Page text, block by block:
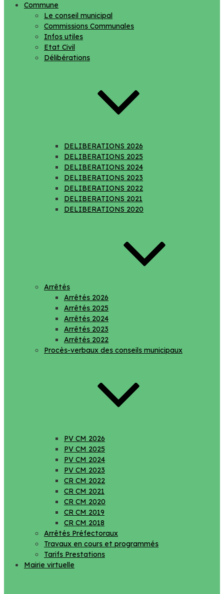
Commune
Le conseil municipal
Commissions Communales
Infos utiles
Etat Civil
Délibérations
DELIBERATIONS 2026
DELIBERATIONS 2025
DELIBERATIONS 2024
DELIBERATIONS 2023
DELIBERATIONS 2022
DELIBERATIONS 2021
DELIBERATIONS 2020
Arrêtés
Arrêtés 2026
Arrêtés 2025
Arrêtés 2024
Arrêtés 2023
Arrêtés 2022
Procès-verbaux des conseils municipaux
PV CM 2026
PV CM 2025
PV CM 2024
PV CM 2023
CR CM 2022
CR CM 2021
CR CM 2020
CR CM 2019
CR CM 2018
Arrêtés Préfectoraux
Travaux en cours et programmés
Tarifs Prestations
Mairie virtuelle